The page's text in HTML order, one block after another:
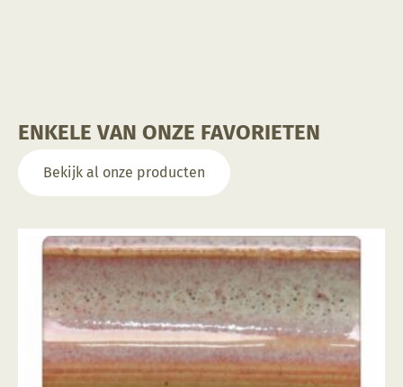
ENKELE VAN ONZE FAVORIETEN
Bekijk al onze producten